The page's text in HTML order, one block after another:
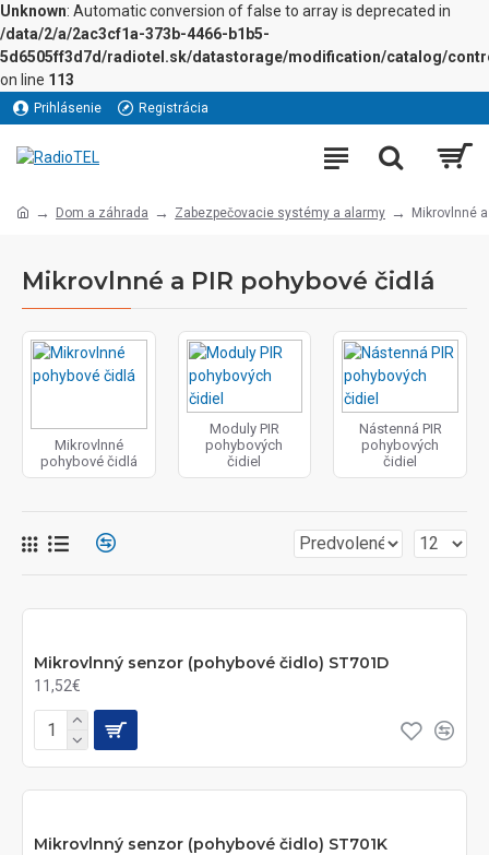
Unknown: Automatic conversion of false to array is deprecated in
/data/2/a/2ac3cf1a-373b-4466-b1b5-
5d6505ff3d7d/radiotel.sk/datastorage/modification/catalog/
on line 113
Prihlásenie Registrácia
Dom a záhrada Zabezpečovacie systémy a alarmy Mikrovlnné
Mikrovlnné a PIR pohybové čidlá
Mikrovlnné
pohybové čidlá
Moduly PIR
pohybových
čidiel
Nástenná PIR
pohybových
čidiel
Mikrovlnný senzor (pohybové čidlo) ST701D
11,52€
Mikrovlnný senzor (pohybové čidlo) ST701K